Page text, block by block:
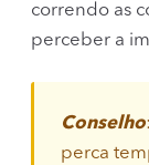
correndo as
perceber a
Conselho
perca